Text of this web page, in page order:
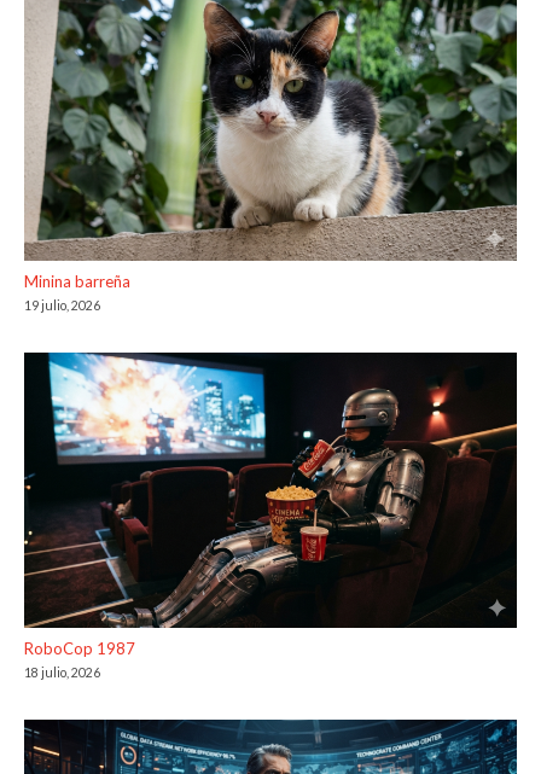
Minina barreña
19 julio, 2026
RoboCop 1987
18 julio, 2026